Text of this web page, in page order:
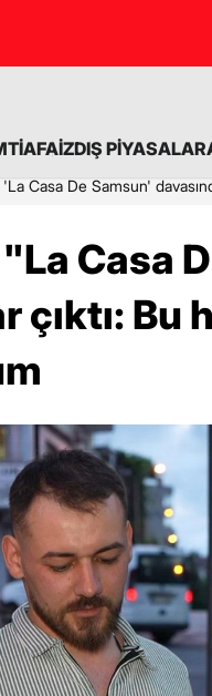
FAİZDIŞ PİYASALAR
Casa De Samsun'
Casa
çıktı: Bu